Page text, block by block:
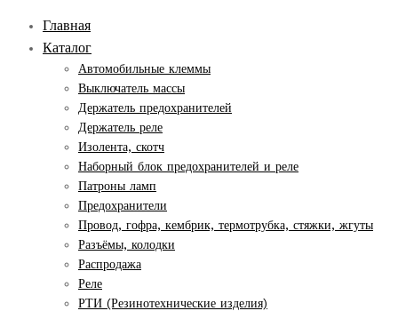
Главная
Каталог
Автомобильные клеммы
Выключатель массы
Держатель предохранителей
Держатель реле
Изолента, скотч
Наборный блок предохранителей и реле
Патроны ламп
Предохранители
Провод, гофра, кембрик, термотрубка, стяжки, жгуты
Разъёмы, колодки
Распродажа
Реле
РТИ (Резинотехнические изделия)